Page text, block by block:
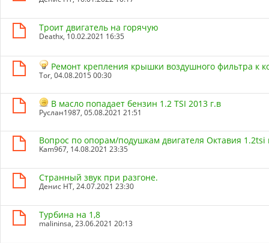
Троит двигатель на горячую
Deathx, 10.02.2021 16:35
Ремонт крепления крышки воздушного фильтра к
Tor, 04.08.2015 00:30
В масло попадает бензин 1.2 TSI 2013 г.в
Руслан1987, 05.08.2021 21:51
Вопрос по опорам/подушкам двигателя Октавия 1.2tsi
Kam967, 14.08.2021 23:35
Странный звук при разгоне.
Денис НТ, 24.07.2021 23:30
Турбина на 1,8
malininsa, 23.06.2021 20:13